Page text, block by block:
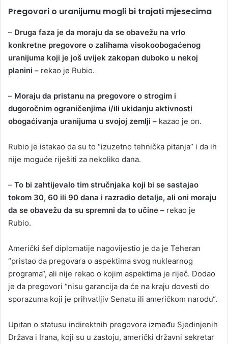
Pregovori o uranijumu mogli bi trajati mjesecima
– Druga faza je da moraju da se obavežu na vrlo
konkretne pregovore o zalihama visokoobogaćenog
uranijuma koji je još uvijek zakopan duboko u nekoj
planini – rekao je Rubio.
– Moraju da pristanu na pregovore o strogim i
dugoročnim ograničenjima i/ili ukidanju aktivnosti
obogaćivanja uranijuma u svojoj zemlji – kazao je on.
Rubio je istakao da su to “izuzetno tehnička pitanja” i da ih
nije moguće riješiti za nekoliko dana.
– To bi zahtijevalo tim stručnjaka koji bi se sastajao
tokom 30, 60 ili 90 dana i razradio detalje, ali oni moraju
da se obavežu da su spremni da to učine – rekao je
Rubio.
Američki šef diplomatije nagovijestio je da je Teheran
“pristao da pregovara o aspektima svog nuklearnog
programa“, ali nije rekao o kojim aspektima je riječ. Dodao
je da pregovori “nisu garancija da će na kraju dovesti do
sporazuma koji je prihvatljiv Senatu ili američkom narodu“.
Upitan o statusu indirektnih pregovora između Sjedinjenih
Država i Irana, koji su u zastoju, američki državni sekretar